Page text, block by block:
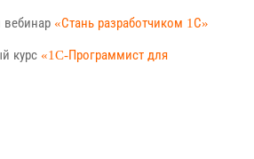
вебинар «Стань разработчиком 1С»
курс «1C-Программист для